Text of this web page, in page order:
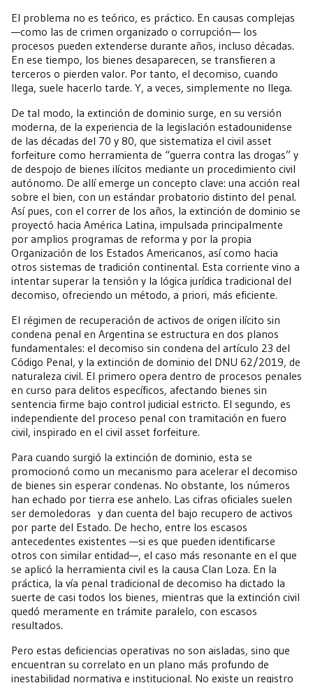
El problema no es teórico, es práctico. En causas complejas
—como las de crimen organizado o corrupción— los
procesos pueden extenderse durante años, incluso décadas.
En ese tiempo, los bienes desaparecen, se transfieren a
terceros o pierden valor. Por tanto, el decomiso, cuando
llega, suele hacerlo tarde. Y, a veces, simplemente no llega.
De tal modo, la extinción de dominio surge, en su versión
moderna, de la experiencia de la legislación estadounidense
de las décadas del 70 y 80, que sistematiza el civil asset
forfeiture como herramienta de “guerra contra las drogas” y
de despojo de bienes ilícitos mediante un procedimiento civil
autónomo. De allí emerge un concepto clave: una acción real
sobre el bien, con un estándar probatorio distinto del penal.
Así pues, con el correr de los años, la extinción de dominio se
proyectó hacia América Latina, impulsada principalmente
por amplios programas de reforma y por la propia
Organización de los Estados Americanos, así como hacia
otros sistemas de tradición continental. Esta corriente vino a
intentar superar la tensión y la lógica jurídica tradicional del
decomiso, ofreciendo un método, a priori, más eficiente.
El régimen de recuperación de activos de origen ilícito sin
condena penal en Argentina se estructura en dos planos
fundamentales: el decomiso sin condena del artículo 23 del
Código Penal, y la extinción de dominio del DNU 62/2019, de
naturaleza civil. El primero opera dentro de procesos penales
en curso para delitos específicos, afectando bienes sin
sentencia firme bajo control judicial estricto. El segundo, es
independiente del proceso penal con tramitación en fuero
civil, inspirado en el civil asset forfeiture.
Para cuando surgió la extinción de dominio, esta se
promocionó como un mecanismo para acelerar el decomiso
de bienes sin esperar condenas. No obstante, los números
han echado por tierra ese anhelo. Las cifras oficiales suelen
ser demoledoras y dan cuenta del bajo recupero de activos
por parte del Estado. De hecho, entre los escasos
antecedentes existentes —si es que pueden identificarse
otros con similar entidad—, el caso más resonante en el que
se aplicó la herramienta civil es la causa Clan Loza. En la
práctica, la vía penal tradicional de decomiso ha dictado la
suerte de casi todos los bienes, mientras que la extinción civil
quedó meramente en trámite paralelo, con escasos
resultados.
Pero estas deficiencias operativas no son aisladas, sino que
encuentran su correlato en un plano más profundo de
inestabilidad normativa e institucional. No existe un registro